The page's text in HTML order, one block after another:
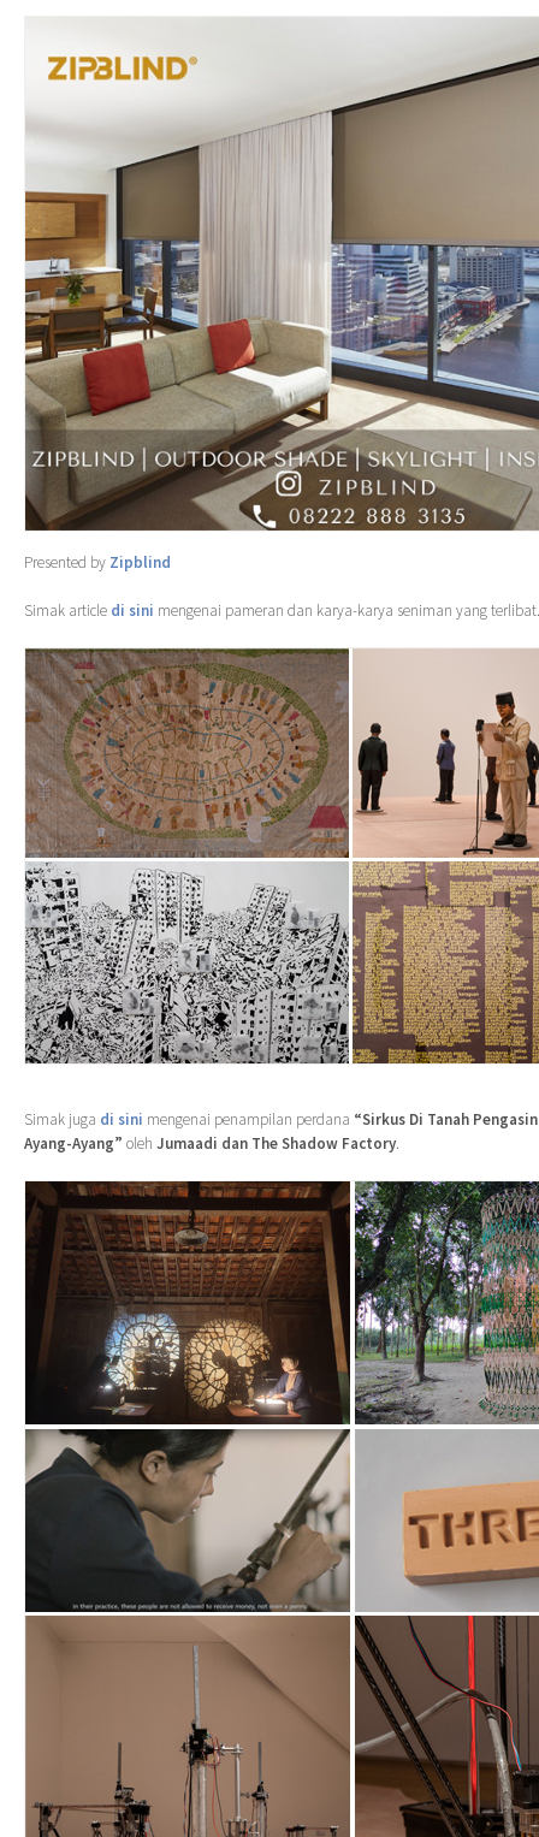
Presented by Zipblind
Simak article di sini mengenai pameran dan karya-karya seniman yang terlibat.
Simak juga di sini mengenai penampilan perdana “Sirkus Di Tanah
Ayang-Ayang” oleh Jumaadi dan The Shadow Factory.